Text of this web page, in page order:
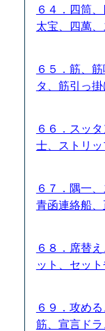
６４．四筒
太宝、四萬
６５．筋、
タ、筋引っ
６６．スッ
士、ストリ
６７．隅一
青函連絡船
６８．席替
ット、セッ
６９．攻め
筋、宣言ド